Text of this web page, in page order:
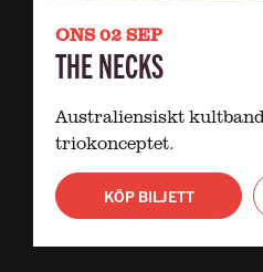
ONS 02 SEP
THE NECKS
Australiensiskt
triokonceptet.
KÖP BILJETT